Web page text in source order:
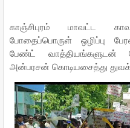
காஞ்சிபுரம் மாவட்ட
போதைப்பொருள் ஒழிப்பு
பேண்ட் வாத்தியங்களுடன்
அன்பரசன் கொடியசைத்து